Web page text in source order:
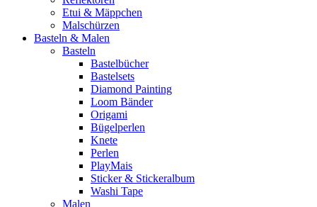
Etui & Mäppchen
Malschürzen
Basteln & Malen
Basteln
Bastelbücher
Bastelsets
Diamond Painting
Loom Bänder
Origami
Bügelperlen
Knete
Perlen
PlayMais
Sticker & Stickeralbum
Washi Tape
Malen